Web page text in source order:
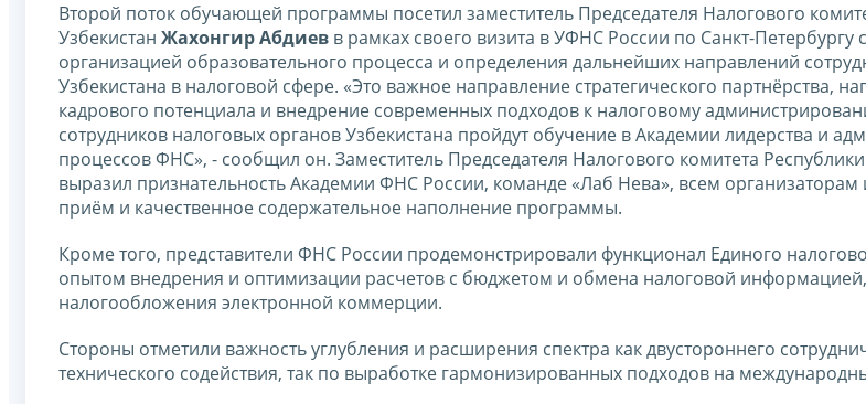
Второй поток обучающей программы посетил заместитель Председателя Налогового
Узбекистан Жахонгир Абдиев в рамках своего визита в УФНС России по Санкт-Петербургу
организацией образовательного процесса и определения дальнейших направлений
Узбекистана в налоговой сфере. «Это важное направление стратегического партнёрства,
кадрового потенциала и внедрение современных подходов к налоговому
сотрудников налоговых органов Узбекистана пройдут обучение в Академии лидерства и
процессов ФНС», - сообщил он. Заместитель Председателя Налогового комитета
выразил признательность Академии ФНС России, команде «Лаб Нева», всем организаторам
приём и качественное содержательное наполнение программы.
Кроме того, представители ФНС России продемонстрировали функционал Единого
опытом внедрения и оптимизации расчетов с бюджетом и обмена налоговой
налогообложения электронной коммерции.
Стороны отметили важность углубления и расширения спектра как двустороннего
технического содействия, так по выработке гармонизированных подходов на